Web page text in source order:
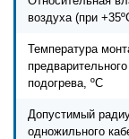
воздуха (при
Температура
предварительного
подогрева, ºС
Допустимый
одножильного